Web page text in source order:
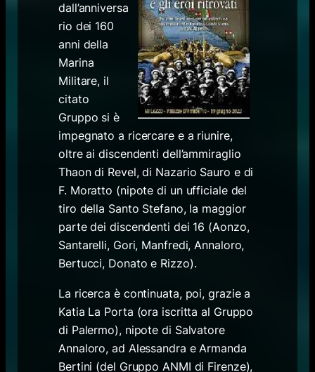
dall’anniversa
rio dei 160
anni della
Marina
Militare, il
citato
Gruppo si è
impegnato a ricercare e a riunire,
oltre ai discendenti dell’ammiraglio
Thaon di Revel, di Nazario Sauro e di
F. Moratto (nipote di un ufficiale del
tiro della Santo Stefano, la maggior
parte dei discendenti dei 16 (Aonzo,
Santarelli, Gori, Manfredi, Annaloro,
Bertucci, Donato e Rizzo).
La ricerca è continuata, poi, grazie a
Katia La Porta (ora iscritta al Gruppo
di Palermo), nipote di Salvatore
Annaloro, ad Alessandra e Armanda
Bertini (del Gruppo ANMI di Firenze),